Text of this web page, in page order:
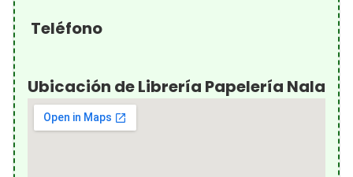
Teléfono
Ubicación de Librería Papelería Nala